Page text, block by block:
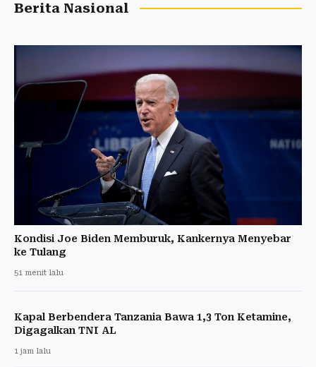
Berita Nasional
Kondisi Joe Biden Memburuk, Kankernya Menyebar
ke Tulang
51 menit lalu
Kapal Berbendera Tanzania Bawa 1,3 Ton Ketamine,
Digagalkan TNI AL
1 jam lalu